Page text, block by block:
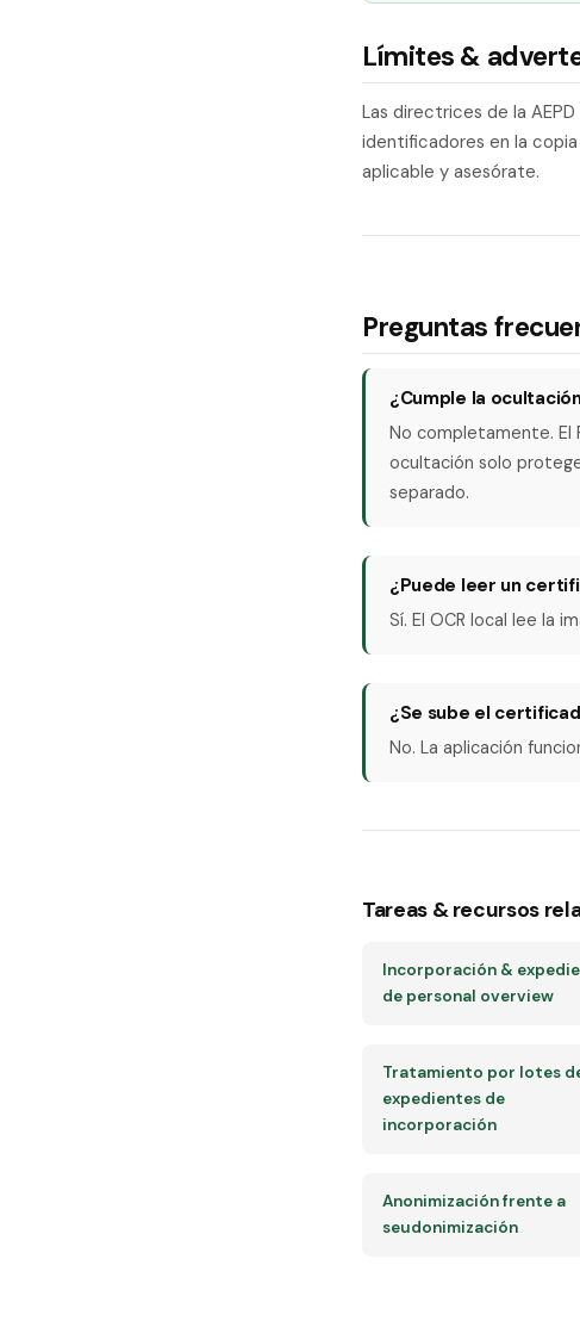
Límites &
Las directrices de la
identificadores en la
aplicable y asesórate.
Preguntas
¿Cumple la
No completamente. El
ocultación solo
separado.
¿Puede leer un
Sí. El OCR local lee la
¿Se sube el
No. La aplicación
Tareas & recursos
Incorporación &
de personal overview
Tratamiento por lotes
expedientes de
incorporación
Anonimización frente a
seudonimización